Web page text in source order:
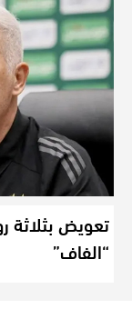
تعويض بثلاثة
“الفاف”